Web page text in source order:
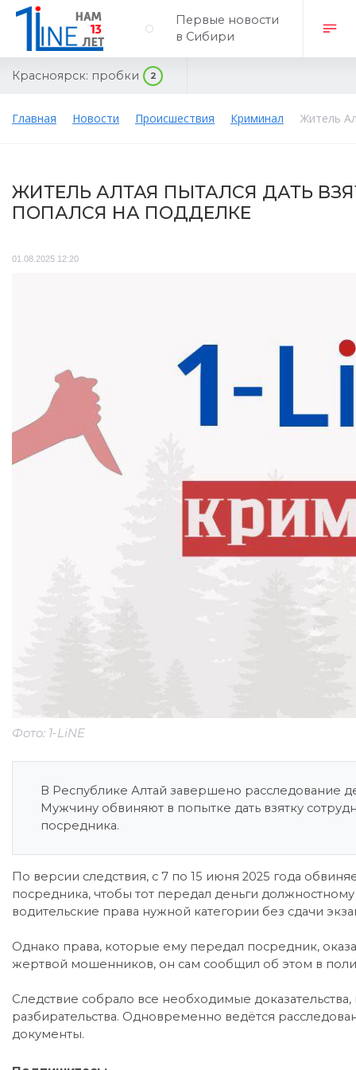
Первые новости
в Сибири
Красноярск: пробки 2
Главная Новости Происшествия Криминал Житель
ЖИТЕЛЬ АЛТАЯ ПЫТАЛСЯ ДАТЬ
ПОПАЛСЯ НА ПОДДЕЛКЕ
01.08.2025 12:20
Фото: 1-LiNE
В Республике Алтай завершено расследование
Мужчину обвиняют в попытке дать взятку
посредника.
По версии следствия, с 7 по 15 июня 2025 года
посредника, чтобы тот передал деньги
водительские права нужной категории без сдачи
Однако права, которые ему передал посредник,
жертвой мошенников, он сам сообщил об этом в
Следствие собрало все необходимые
разбирательства. Одновременно ведётся
документы.